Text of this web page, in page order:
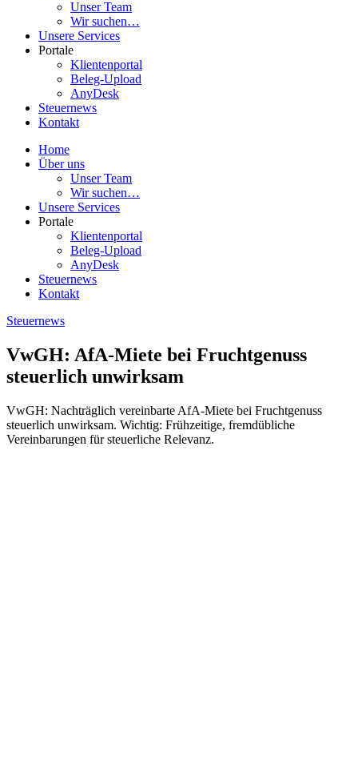
Unser Team
Wir suchen…
Unsere Services
Portale
Klientenportal
Beleg-Upload
AnyDesk
Steuernews
Kontakt
Home
Über uns
Unser Team
Wir suchen…
Unsere Services
Portale
Klientenportal
Beleg-Upload
AnyDesk
Steuernews
Kontakt
Steuernews
VwGH: AfA-Miete bei Fruchtgenuss
steuerlich unwirksam
VwGH: Nachträglich vereinbarte AfA-Miete bei Fruchtgenuss
steuerlich unwirksam. Wichtig: Frühzeitige, fremdübliche
Vereinbarungen für steuerliche Relevanz.